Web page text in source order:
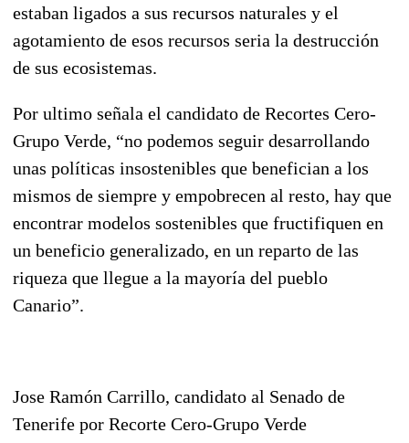
estaban ligados a sus recursos naturales y el
agotamiento de esos recursos seria la destrucción
de sus ecosistemas.
Por ultimo señala el candidato de Recortes Cero-
Grupo Verde, “no podemos seguir desarrollando
unas políticas insostenibles que benefician a los
mismos de siempre y empobrecen al resto, hay que
encontrar modelos sostenibles que fructifiquen en
un beneficio generalizado, en un reparto de las
riqueza que llegue a la mayoría del pueblo
Canario”.
Jose Ramón Carrillo, candidato al Senado de
Tenerife por Recorte Cero-Grupo Verde